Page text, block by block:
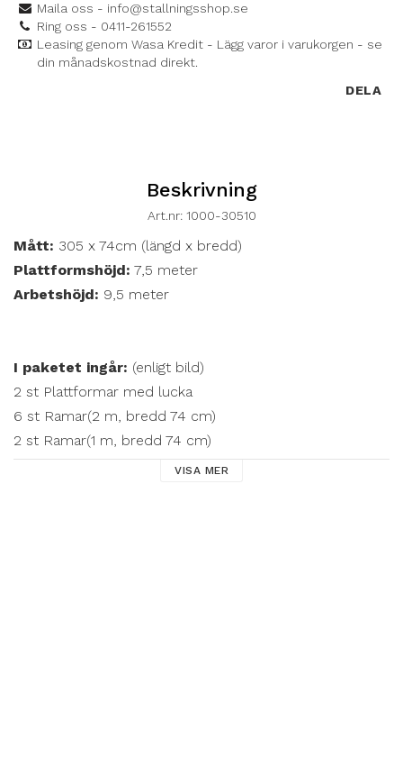
Maila oss - info@stallningsshop.se
Ring oss - 0411-261552
Leasing genom Wasa Kredit - Lägg varor i varukorgen - se
din månadskostnad direkt.
DELA
Beskrivning
Art.nr: 1000-30510
Mått: 305 x 74cm (längd x bredd)
Plattformshöjd: 7,5 meter
Arbetshöjd: 9,5 meter
I paketet ingår: (enligt bild)
2 st Plattformar med lucka
6 st Ramar(2 m, bredd 74 cm)
2 st Ramar(1 m, bredd 74 cm)
2 st Toppgavlar(1 m)
VISA MER